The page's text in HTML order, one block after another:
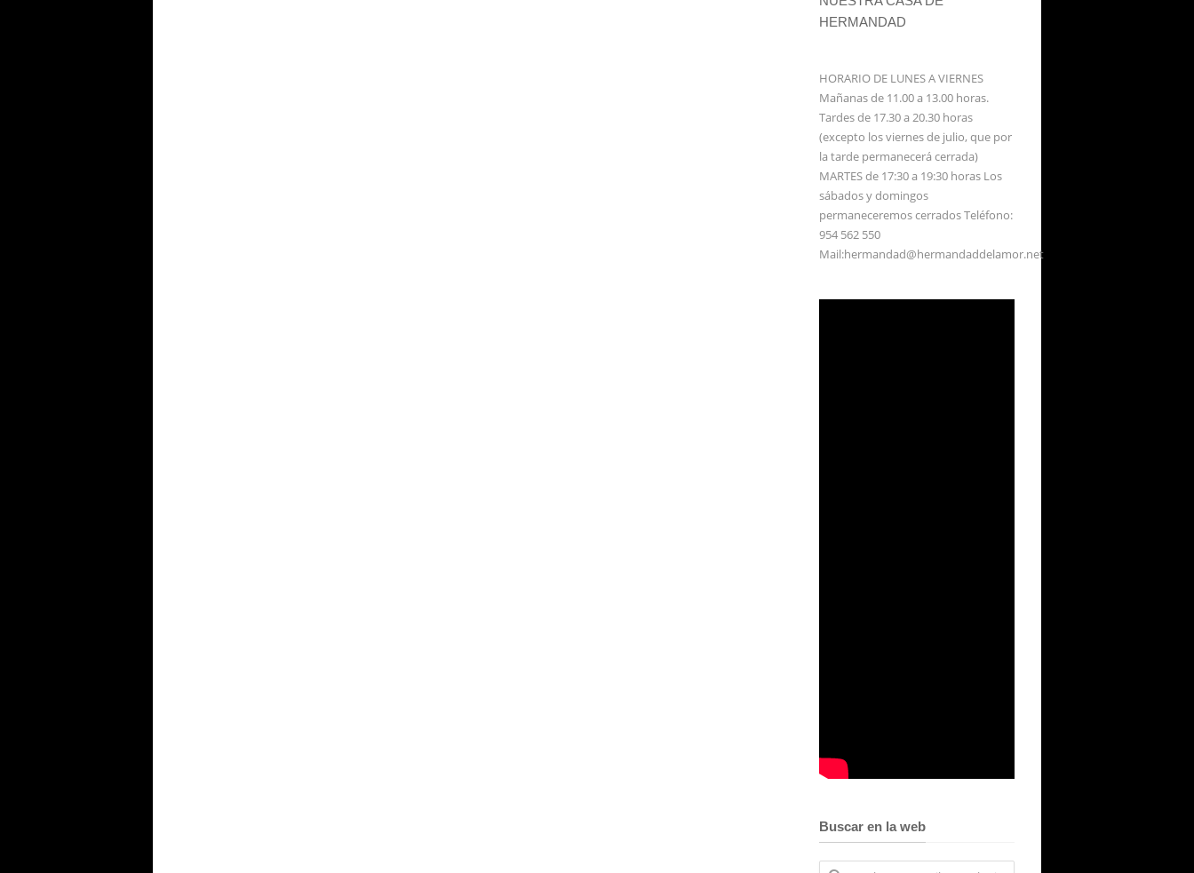
HERMANDAD
HORARIO DE LUNES A VIERNES
Mañanas de 11.00 a 13.00 horas.
Tardes de 17.30 a 20.30 horas
(excepto los viernes de julio, que por
la tarde permanecerá cerrada)
MARTES de 17:30 a 19:30 horas Los
sábados y domingos
permaneceremos cerrados Teléfono:
954 562 550
Mail:hermandad@hermandaddelamor.net
Buscar en la web